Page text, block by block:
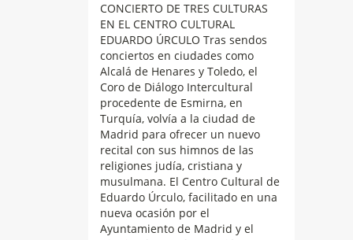
CONCIERTO DE TRES CULTURAS
EN EL CENTRO CULTURAL
EDUARDO ÚRCULO Tras sendos
conciertos en ciudades como
Alcalá de Henares y Toledo, el
Coro de Diálogo Intercultural
procedente de Esmirna, en
Turquía, volvía a la ciudad de
Madrid para ofrecer un nuevo
recital con sus himnos de las
religiones judía, cristiana y
musulmana. El Centro Cultural de
Eduardo Úrculo, facilitado en una
nueva ocasión por el
Ayuntamiento de Madrid y el